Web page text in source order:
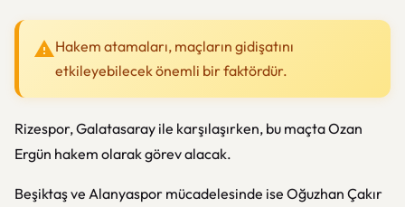
Hakem atamaları, maçların gidişatını
etkileyebilecek önemli bir faktördür.
Rizespor, Galatasaray ile karşılaşırken, bu maçta Ozan
Ergün hakem olarak görev alacak.
Beşiktaş ve Alanyaspor mücadelesinde ise Oğuzhan Çakır